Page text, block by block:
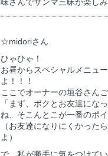
味さんでサンマ三昧が楽し
☆midoriさん
ひゃひゃ！
お昼からスペシャルメニュ
よ！！！
ここでオーナーの垣谷さん
「まず、ボクとお友達にな
ね、そこんとこが一番のポ
（お友達になりにくかった
よ）